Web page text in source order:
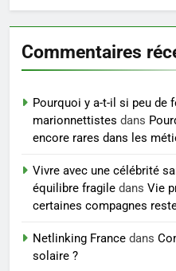
SANTÉ
6
BIEN
Commentaires
Pourquoi y a-t-il si peu de
marionnettistes dans
encore rares dans les
Vivre avec une célébrité
équilibre fragile dans Vie
certaines compagnes
Netlinking France dans
solaire ?